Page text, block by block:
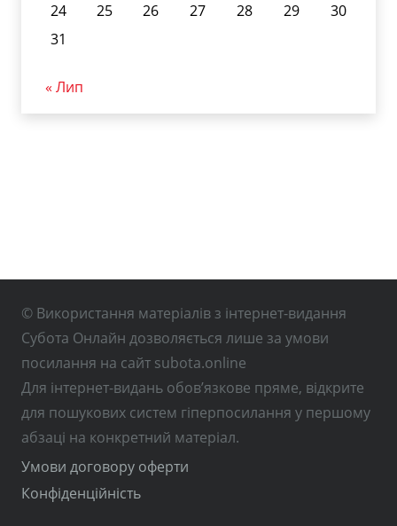
24
25 26 27 28 29
30
31
« Лип
© Використання матеріалів з інтернет-видання
Субота Онлайн дозволяється лише за умови
посилання на сайт subota.online
Для інтернет-видань обов’язкове пряме, відкрите
для пошукових систем гіперпосилання у першому
абзаці на конкретний матеріал.
Умови договору оферти
Конфіденційність